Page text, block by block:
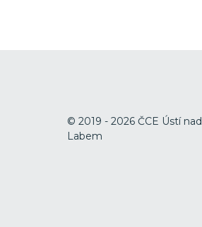
© 2019 - 2026 ČCE Ústí nad
Labem